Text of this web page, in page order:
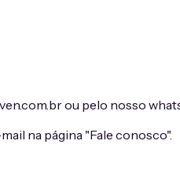
ou pelo nosso
na página "Fale conosco".